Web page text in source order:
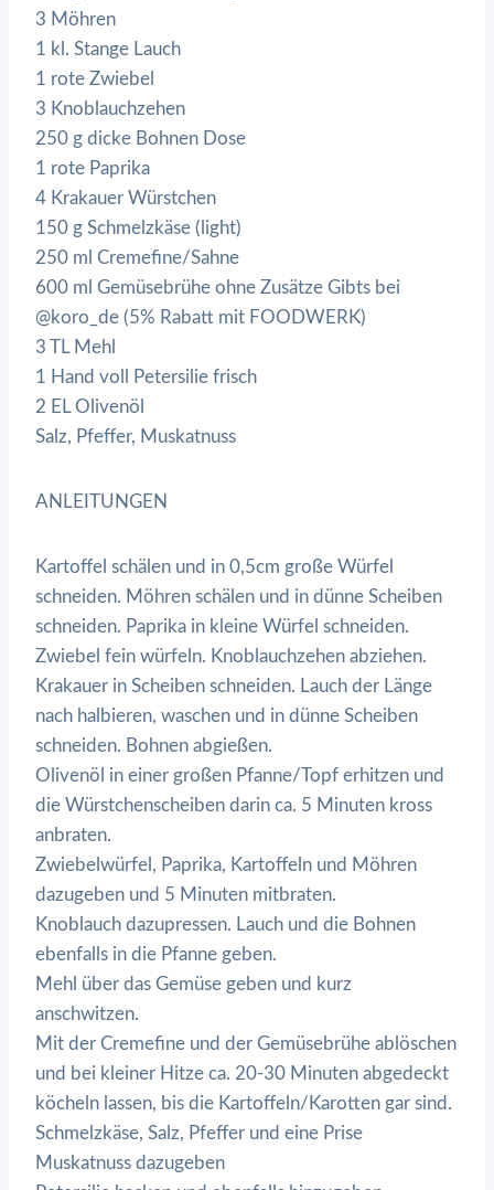
3 Möhren
1 kl. Stange Lauch
1 rote Zwiebel
3 Knoblauchzehen
250 g dicke Bohnen Dose
1 rote Paprika
4 Krakauer Würstchen
150 g Schmelzkäse (light)
250 ml Cremefine/Sahne
600 ml Gemüsebrühe ohne Zusätze Gibts bei
@koro_de (5% Rabatt mit FOODWERK)
3 TL Mehl
1 Hand voll Petersilie frisch
2 EL Olivenöl
Salz, Pfeffer, Muskatnuss
ANLEITUNGEN
Kartoffel schälen und in 0,5cm große Würfel
schneiden. Möhren schälen und in dünne Scheiben
schneiden. Paprika in kleine Würfel schneiden.
Zwiebel fein würfeln. Knoblauchzehen abziehen.
Krakauer in Scheiben schneiden. Lauch der Länge
nach halbieren, waschen und in dünne Scheiben
schneiden. Bohnen abgießen.
Olivenöl in einer großen Pfanne/Topf erhitzen und
die Würstchenscheiben darin ca. 5 Minuten kross
anbraten.
Zwiebelwürfel, Paprika, Kartoffeln und Möhren
dazugeben und 5 Minuten mitbraten.
Knoblauch dazupressen. Lauch und die Bohnen
ebenfalls in die Pfanne geben.
Mehl über das Gemüse geben und kurz
anschwitzen.
Mit der Cremefine und der Gemüsebrühe ablöschen
und bei kleiner Hitze ca. 20-30 Minuten abgedeckt
köcheln lassen, bis die Kartoffeln/Karotten gar sind.
Schmelzkäse, Salz, Pfeffer und eine Prise
Muskatnuss dazugeben